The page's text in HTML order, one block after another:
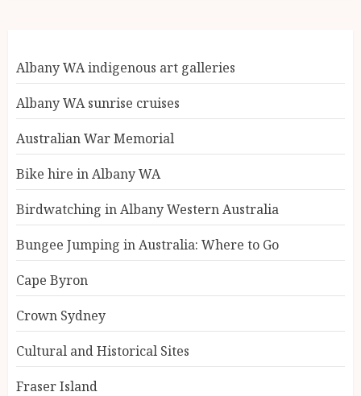
Albany WA indigenous art galleries
Albany WA sunrise cruises
Australian War Memorial
Bike hire in Albany WA
Birdwatching in Albany Western Australia
Bungee Jumping in Australia: Where to Go
Cape Byron
Crown Sydney
Cultural and Historical Sites
Fraser Island